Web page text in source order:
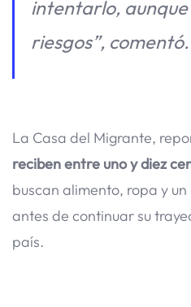
intentarlo,
riesgos”, comentó.
La Casa del Migrante,
reciben entre uno y diez
buscan alimento, ropa y
antes de continuar su
país.